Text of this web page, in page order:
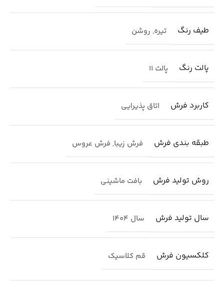
طیف رنگ تیره, روشن
پالت رنگ پالت 11
کاربرد فرش اتاق پذیرایی
طبقه بندی فرش فرش زیبا, فرش عروس
روش تولید فرش بافت ماشینی
سال تولید فرش سال 1404
کلکسیون فرش قم کلاسیک